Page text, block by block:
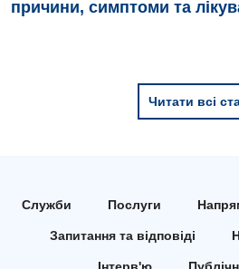
Дитяча гастроентерологія
Дитяча ендокринологія
Дитяча кардіоревматологія
Дитяча оториноларингологія
причини, симптоми та
Читати всі
Служби Послуги
Запитання та відповіді